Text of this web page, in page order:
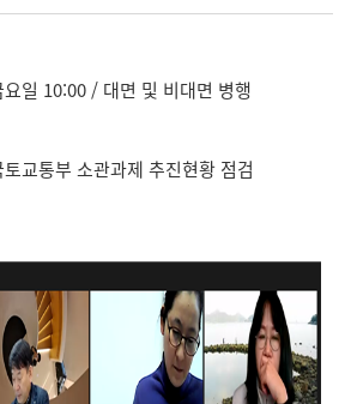
일 10:00 / 대면 및 비대면 병행
교통부 소관과제 추진현황 점검